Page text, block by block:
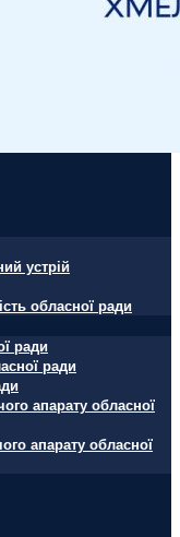
устрій
обласної ради
ради
ради
апарату обласної
апарату обласної